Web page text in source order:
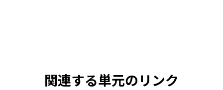
関連する単元のリンク